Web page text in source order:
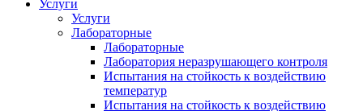
Услуги
Услуги
Лабораторные
Лабораторные
Лаборатория неразрушающего контроля
Испытания на стойкость к воздействию
температур
Испытания на стойкость к воздействию